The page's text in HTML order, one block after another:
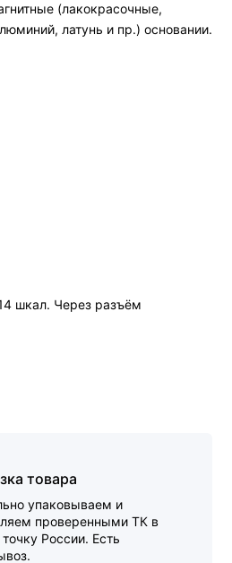
(лакокрасочные,
латунь и пр.) основании.
шкал. Через разъём
товара
упаковываем и
проверенными ТК в
России. Есть